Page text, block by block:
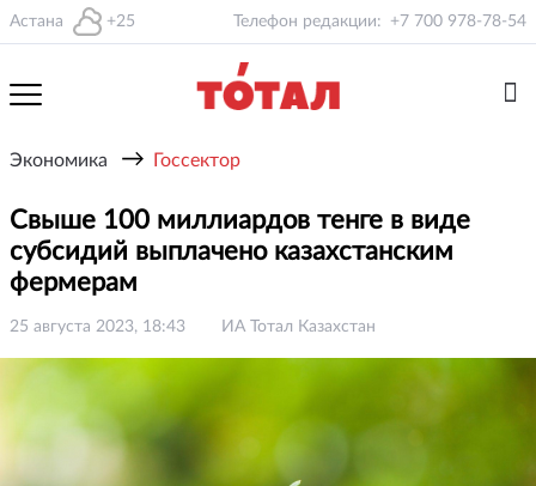
Астана +25 Телефон редакции: +7 700 978-78-54
Экономика → Госсектор
Свыше 100 миллиардов тенге в виде
субсидий выплачено казахстанским
фермерам
25 августа 2023, 18:43 ИА Тотал Казахстан